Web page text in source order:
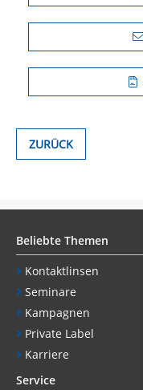
ZURÜCK
Beliebte Themen
Kontaktlinsen
Seminare
Kampagnen
Private Label
Karriere
Service